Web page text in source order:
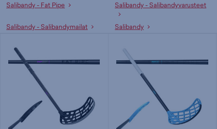
Salibandy - Fat Pipe Salibandy - Salibandyvarusteet
Salibandy - Salibandymailat Salibandy